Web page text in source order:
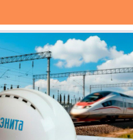
Год основания – 2011-й. Офис
Санкт-Петербурге.
ЛЕТ НА РЫНКЕ
>14